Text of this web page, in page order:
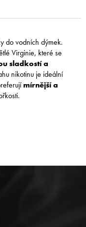
do vodních dýmek.
Virginie, které se
sladkostí a
nikotinu je ideální
mírnější a